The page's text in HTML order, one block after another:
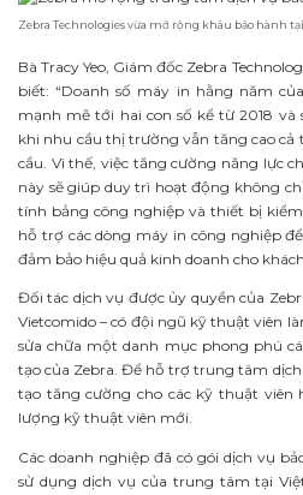
Zebra Technologies vừa mở rộng khâu bảo hành
Bà Tracy Yeo, Giám đốc Zebra
biết: “Doanh số máy in hằng năm
mạnh mẽ tới hai con số kể từ 2018
khi nhu cầu thị trường vẫn tăng cao
cầu. Vì thế, việc tăng cường năng lực
này sẽ giúp duy trì hoạt động không
tính bảng công nghiệp và thiết bị
hỗ trợ các dòng máy in công nghiệp
đảm bảo hiệu quả kinh doanh cho
Đối tác dịch vụ được ủy quyền của
Vietcomido – có đội ngũ kỹ thuật viên
sửa chữa một danh mục phong phú
tạo của Zebra. Để hỗ trợ trung tâm
tạo tăng cường cho các kỹ thuật viên
lượng kỹ thuật viên mới.
Các doanh nghiệp đã có gói dịch vụ
sử dụng dịch vụ của trung tâm tại